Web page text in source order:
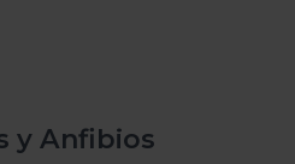
y Anfibios